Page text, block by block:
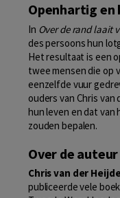
Openhartig
In Over de rand laait
des persoons hun
Het resultaat is een
twee mensen die op
eenzelfde vuur
ouders van Chris
hun leven en dat van
zouden bepalen.
Over de auteur
Chris van der
publiceerde vele